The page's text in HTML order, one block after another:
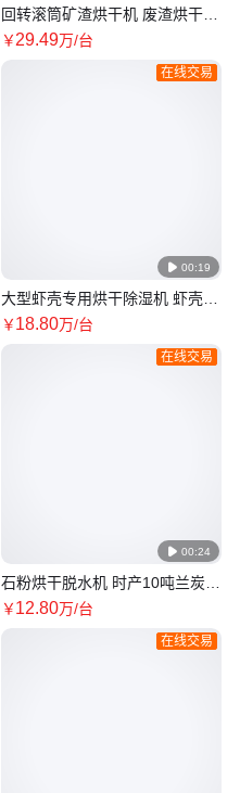
回转滚筒矿渣烘干机 废渣烘干设
备 快速烘干 环保达标
￥29.49万/台
 00:19
在线交易
大型虾壳专用烘干除湿机 虾壳烘
干机 鱼粉骨粉烘干设备产量达标
￥18.80万/台
 00:24
在线交易
石粉烘干脱水机 时产10吨兰炭烘
干机 锦华厂家 焦粉烘干设备 源
￥12.80万/台
在线交易